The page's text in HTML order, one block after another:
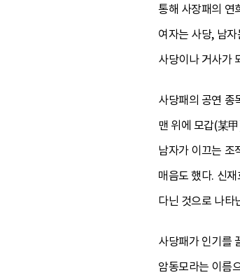
통해 사장패의 연
여자는 사당, 남
사당이나 거사가
사당패의 공연 종
맨 위에 모갑(某
남자가 이끄는 조
매음도 했다. 신재
다닌 것으로 나타
사당패가 인기를
암동모라는 이름